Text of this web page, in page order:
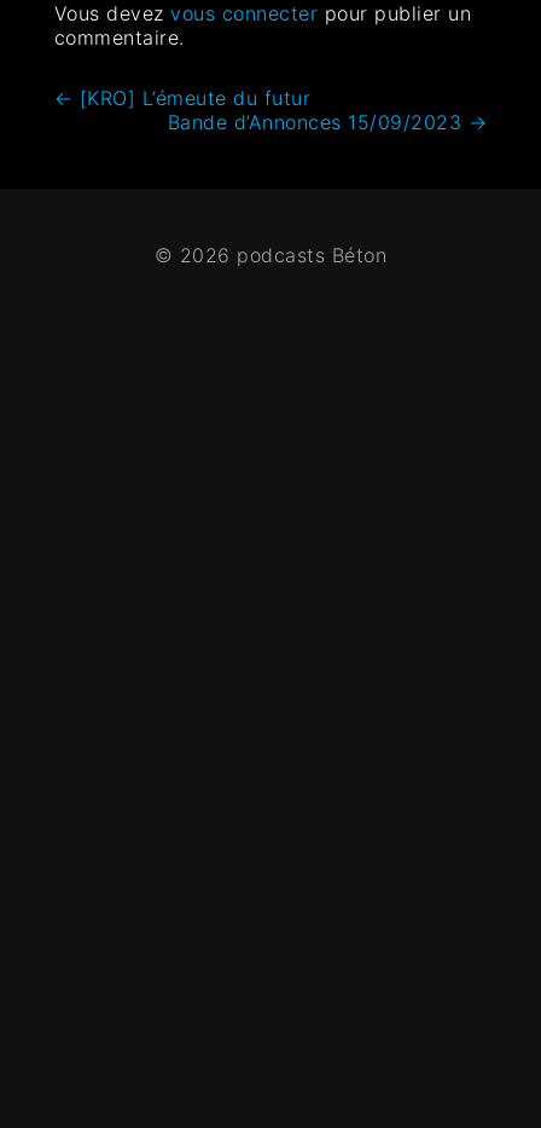
Vous devezvous connecter pour publier un
commentaire.
← [KRO] L’émeute du futur
Bande d’Annonces 15/09/2023 →
© 2026 podcasts Béton